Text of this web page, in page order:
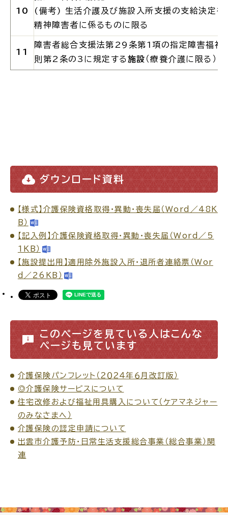
手続きガ
イド
サイトマップ
10
( 備考) 生活介護及び施設入所支援の支給決定
精神障害者に係るものに限る
11
障害者総合支援法第 29 条第1 項の指定障害福祉
則第2 条の 3 に規定する施設 （療養介護に限る）
ダウンロード資料
【様式】介護保険資格取得・異動・喪失届（Word／48K
B）
【記入例】介護保険資格取得・異動・喪失届（Word／5
1KB）
【施設提出用】適用除外施設入所・退所者連絡票（Wor
d／26KB）
このページを見ている人はこんな
ページも見ています
介護保険パンフレット（２０２４年６月改訂版）
◎介護保険サービスについて
住宅改修および福祉用具購入について（ケアマネジャー
のみなさまへ）
介護保険の認定申請について
出雲市介護予防・日常生活支援総合事業（総合事業）関
連